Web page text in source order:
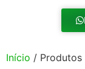
Início / Produtos